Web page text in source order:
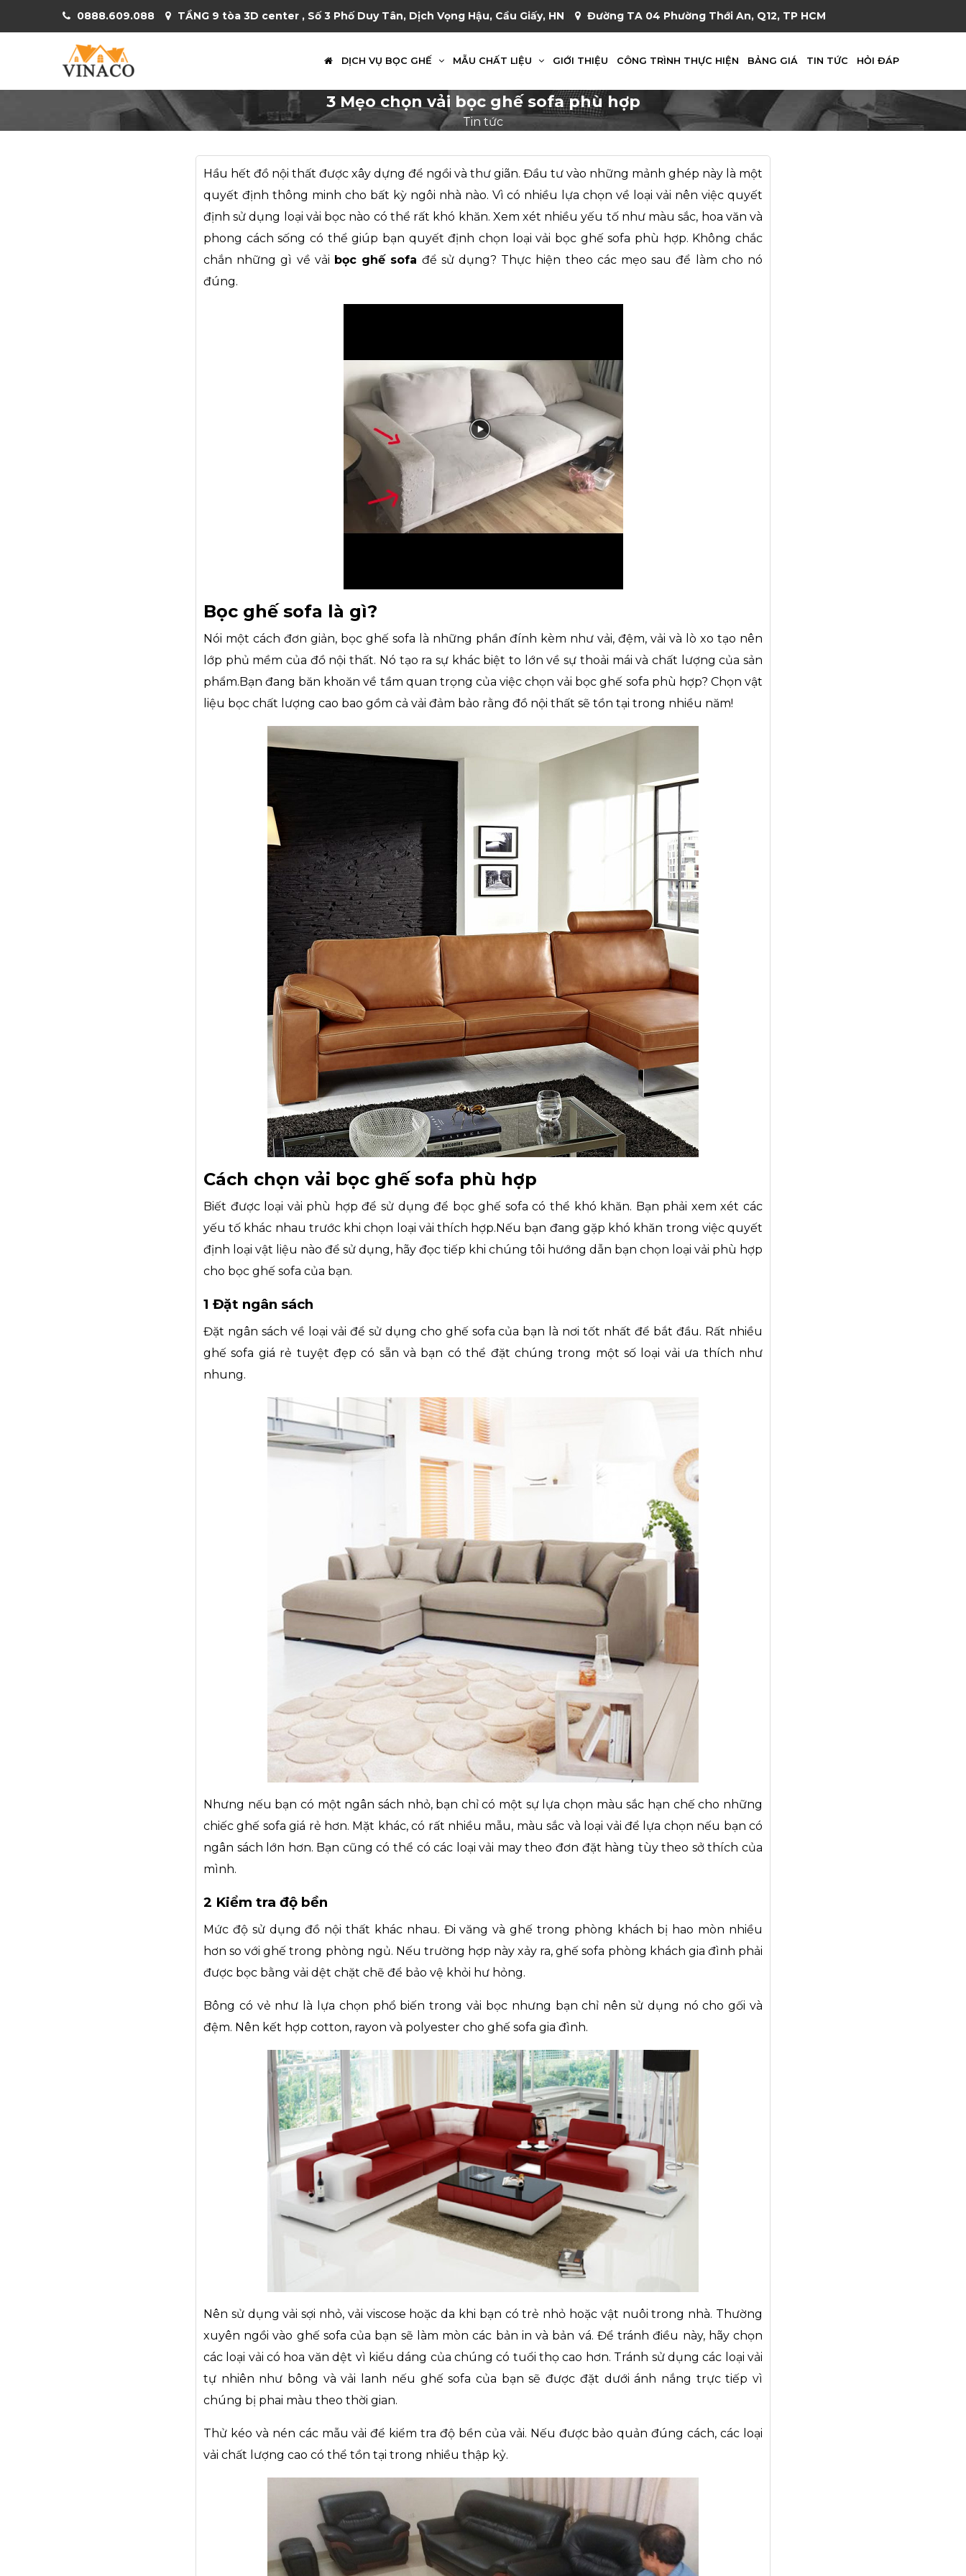
0888.609.088 TẦNG 9 tòa 3D center , Số 3 Phố Duy Tân, Dịch Vọng Hậu, Cầu Giấy, HN Đường TA 04 Phường Thới An, Q12, TP HCM
DỊCH VỤ BỌC GHẾ MẪU CHẤT LIỆU GIỚI THIỆU CÔNG TRÌNH THỰC HIỆN BẢNG GIÁ TIN TỨC HỎI ĐÁP
3 Mẹo chọn vải bọc ghế sofa phù hợp
Tin tức
Hầu hết đồ nội thất được xây dựng để ngồi và thư giãn. Đầu tư vào những mảnh ghép này là một
quyết định thông minh cho bất kỳ ngôi nhà nào. Vì có nhiều lựa chọn về loại vải nên việc quyết
định sử dụng loại vải bọc nào có thể rất khó khăn. Xem xét nhiều yếu tố như màu sắc, hoa văn và
phong cách sống có thể giúp bạn quyết định chọn loại vải bọc ghế sofa phù hợp. Không chắc
chắn những gì về vải bọc ghế sofa để sử dụng? Thực hiện theo các mẹo sau để làm cho nó
đúng.
Bọc ghế sofa là gì?
Nói một cách đơn giản, bọc ghế sofa là những phần đính kèm như vải, đệm, vải và lò xo tạo nên
lớp phủ mềm của đồ nội thất. Nó tạo ra sự khác biệt to lớn về sự thoải mái và chất lượng của sản
phẩm.Bạn đang băn khoăn về tầm quan trọng của việc chọn vải bọc ghế sofa phù hợp? Chọn vật
liệu bọc chất lượng cao bao gồm cả vải đảm bảo rằng đồ nội thất sẽ tồn tại trong nhiều năm!
Cách chọn vải bọc ghế sofa phù hợp
Biết được loại vải phù hợp để sử dụng để bọc ghế sofa có thể khó khăn. Bạn phải xem xét các
yếu tố khác nhau trước khi chọn loại vải thích hợp.Nếu bạn đang gặp khó khăn trong việc quyết
định loại vật liệu nào để sử dụng, hãy đọc tiếp khi chúng tôi hướng dẫn bạn chọn loại vải phù hợp
cho bọc ghế sofa của bạn.
1 Đặt ngân sách
Đặt ngân sách về loại vải để sử dụng cho ghế sofa của bạn là nơi tốt nhất để bắt đầu. Rất nhiều
ghế sofa giá rẻ tuyệt đẹp có sẵn và bạn có thể đặt chúng trong một số loại vải ưa thích như
nhung.
Nhưng nếu bạn có một ngân sách nhỏ, bạn chỉ có một sự lựa chọn màu sắc hạn chế cho những
chiếc ghế sofa giá rẻ hơn. Mặt khác, có rất nhiều mẫu, màu sắc và loại vải để lựa chọn nếu bạn có
ngân sách lớn hơn. Bạn cũng có thể có các loại vải may theo đơn đặt hàng tùy theo sở thích của
mình.
2 Kiểm tra độ bền
Mức độ sử dụng đồ nội thất khác nhau. Đi văng và ghế trong phòng khách bị hao mòn nhiều
hơn so với ghế trong phòng ngủ. Nếu trường hợp này xảy ra, ghế sofa phòng khách gia đình phải
được bọc bằng vải dệt chặt chẽ để bảo vệ khỏi hư hỏng.
Bông có vẻ như là lựa chọn phổ biến trong vải bọc nhưng bạn chỉ nên sử dụng nó cho gối và
đệm. Nên kết hợp cotton, rayon và polyester cho ghế sofa gia đình.
Nên sử dụng vải sợi nhỏ, vải viscose hoặc da khi bạn có trẻ nhỏ hoặc vật nuôi trong nhà. Thường
xuyên ngồi vào ghế sofa của bạn sẽ làm mòn các bản in và bản vá. Để tránh điều này, hãy chọn
các loại vải có hoa văn dệt vì kiểu dáng của chúng có tuổi thọ cao hơn. Tránh sử dụng các loại vải
tự nhiên như bông và vải lanh nếu ghế sofa của bạn sẽ được đặt dưới ánh nắng trực tiếp vì
chúng bị phai màu theo thời gian.
Thử kéo và nén các mẫu vải để kiểm tra độ bền của vải. Nếu được bảo quản đúng cách, các loại
vải chất lượng cao có thể tồn tại trong nhiều thập kỷ.